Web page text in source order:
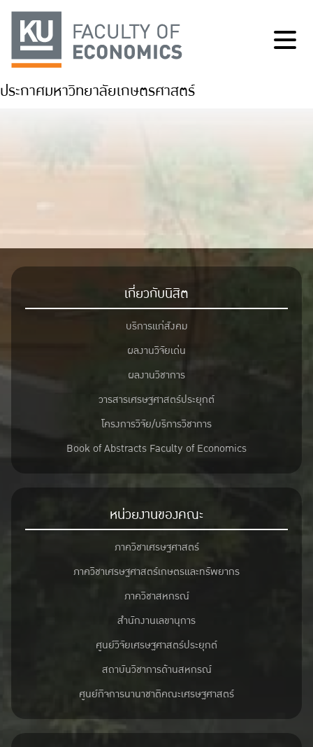
ประกาศมหาวิทยาลัยเกษตรศาสตร์
เกี่ยวกับนิสิต
บริการแก่สังคม
ผลงานวิจัยเด่น
ผลงานวิชาการ
วารสารเศรษฐศาสตร์ประยุกต์
โครงการวิจัย/บริการวิชาการ
Book of Abstracts Faculty of Economics
หน่วยงานของคณะ
ภาควิชาเศรษฐศาสตร์
ภาควิชาเศรษฐศาสตร์เกษตรและทรัพยากร
ภาควิชาสหกรณ์
สำนักงานเลขานุการ
ศูนย์วิจัยเศรษฐศาสตร์ประยุกต์
สถาบันวิชาการด้านสหกรณ์
ศูนย์กิจการนานาชาติคณะเศรษฐศาสตร์